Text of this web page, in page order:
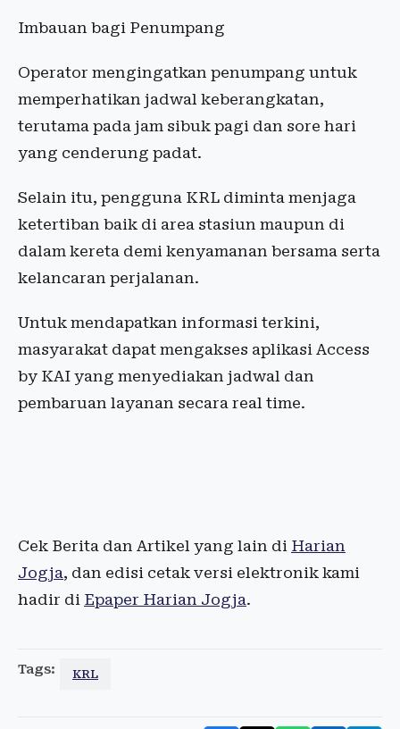
Imbauan bagi Penumpang
Operator mengingatkan penumpang untuk
memperhatikan jadwal keberangkatan,
terutama pada jam sibuk pagi dan sore hari
yang cenderung padat.
Selain itu, pengguna KRL diminta menjaga
ketertiban baik di area stasiun maupun di
dalam kereta demi kenyamanan bersama serta
kelancaran perjalanan.
Untuk mendapatkan informasi terkini,
masyarakat dapat mengakses aplikasi Access
by KAI yang menyediakan jadwal dan
pembaruan layanan secara real time.
Cek Berita dan Artikel yang lain di Harian
Jogja, dan edisi cetak versi elektronik kami
hadir di Epaper Harian Jogja.
Tags: KRL